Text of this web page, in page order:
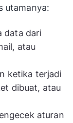
utamanya:
data dari
atau
ketika terjadi
dibuat, atau
aturan